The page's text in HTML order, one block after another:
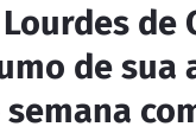
de
de sua